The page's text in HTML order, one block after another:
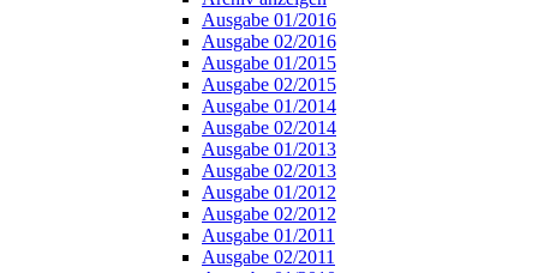
Ausgabe 01/2016
Ausgabe 02/2016
Ausgabe 01/2015
Ausgabe 02/2015
Ausgabe 01/2014
Ausgabe 02/2014
Ausgabe 01/2013
Ausgabe 02/2013
Ausgabe 01/2012
Ausgabe 02/2012
Ausgabe 01/2011
Ausgabe 02/2011